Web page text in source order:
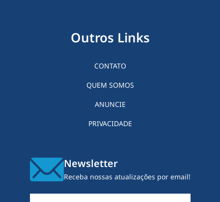
Outros Links
CONTATO
QUEM SOMOS
ANUNCIE
PRIVACIDADE
Newsletter
Receba nossas atualizações por email!